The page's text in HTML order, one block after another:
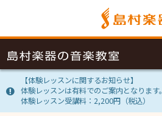
【体験レッスンに関するお知らせ】
体験レッスンは有料でのご案内となります。
体験レッスン受講料：2,200円（税込）